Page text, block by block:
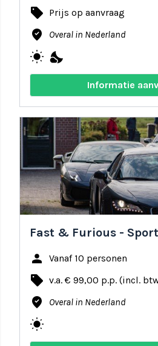
local_offer Prijs op aanvraag
where_to_vote Overal in Nederland
wb_sunny nights_stay
Informatie
Fast & Furious -
person Vanaf 10 personen
local_offer v.a. € 99,00 p.p. (incl.
where_to_vote Overal in Nederland
wb_sunny